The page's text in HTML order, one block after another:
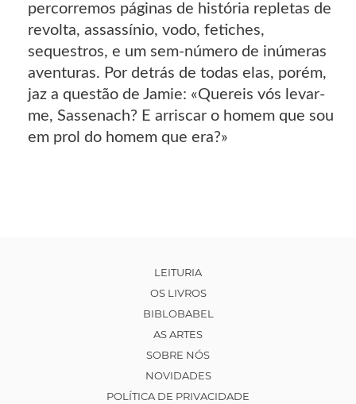
percorremos páginas de história repletas de
revolta, assassínio, vodo, fetiches,
sequestros, e um sem-número de inúmeras
aventuras. Por detrás de todas elas, porém,
jaz a questão de Jamie: «Quereis vós levar-
me, Sassenach? E arriscar o homem que sou
em prol do homem que era?»
LEITURIA
OS LIVROS
BIBLOBABEL
AS ARTES
SOBRE NÓS
NOVIDADES
POLÍTICA DE PRIVACIDADE